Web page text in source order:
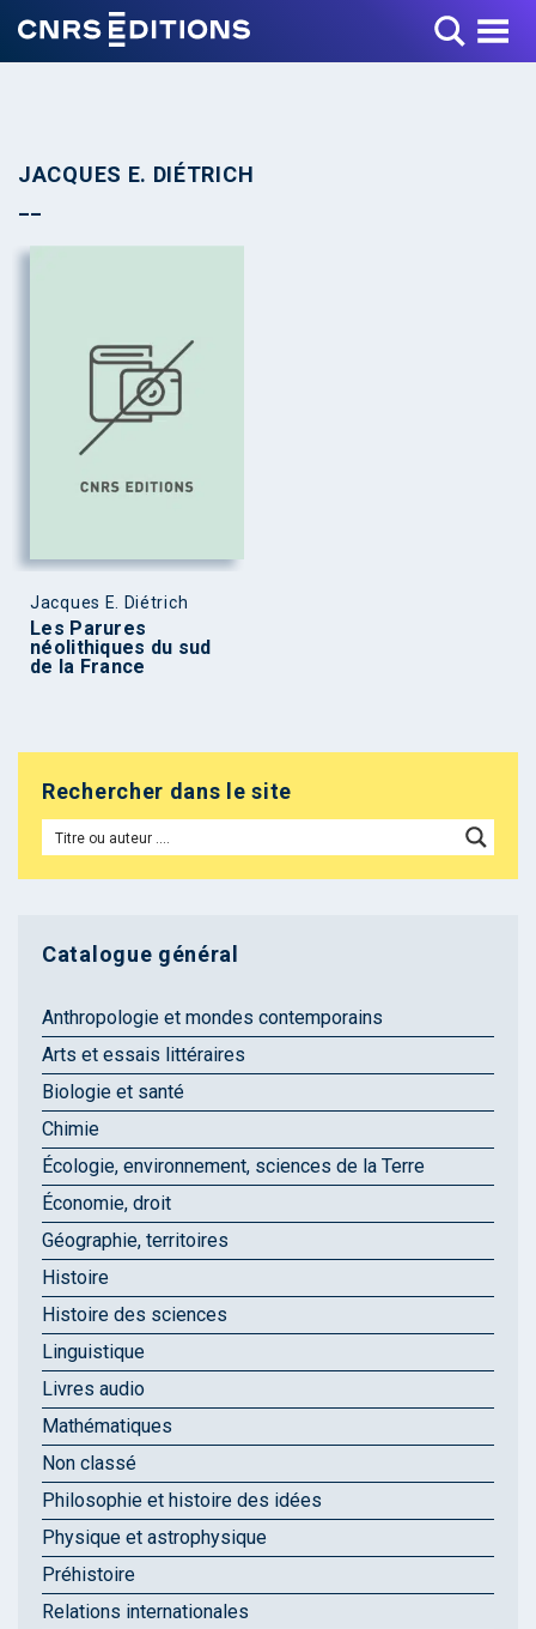
Toggle Menu
JACQUES E. DIÉTRICH
Jacques E. Diétrich
Les Parures
néolithiques du sud
de la France
Rechercher dans le site
Catalogue général
Anthropologie et mondes contemporains
Arts et essais littéraires
Biologie et santé
Chimie
Écologie, environnement, sciences de la Terre
Économie, droit
Géographie, territoires
Histoire
Histoire des sciences
Linguistique
Livres audio
Mathématiques
Non classé
Philosophie et histoire des idées
Physique et astrophysique
Préhistoire
Relations internationales